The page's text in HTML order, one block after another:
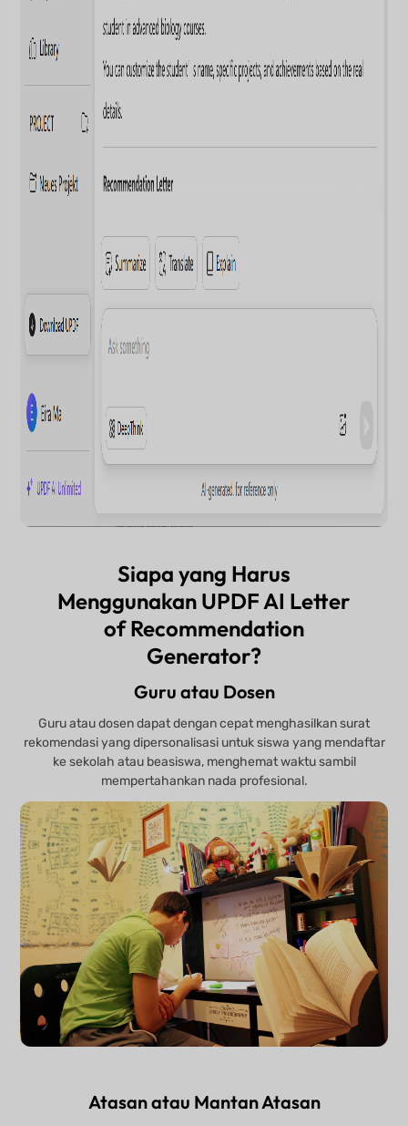
Siapa yang Harus
Menggunakan UPDF AI Letter
of Recommendation
Generator?
Guru atau Dosen
Guru atau dosen dapat dengan cepat menghasilkan surat
rekomendasi yang dipersonalisasi untuk siswa yang mendaftar
ke sekolah atau beasiswa, menghemat waktu sambil
mempertahankan nada profesional.
Atasan atau Mantan Atasan